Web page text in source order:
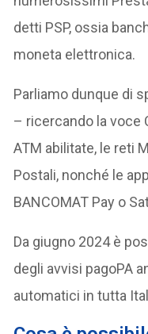
detti PSP, ossia
moneta elettronica.
Parliamo dunque di
– ricercando la voce
ATM abilitate, le reti
Postali, nonché le
BANCOMAT Pay o
Da giugno 2024 è
degli avvisi pagoPA
automatici in tutta